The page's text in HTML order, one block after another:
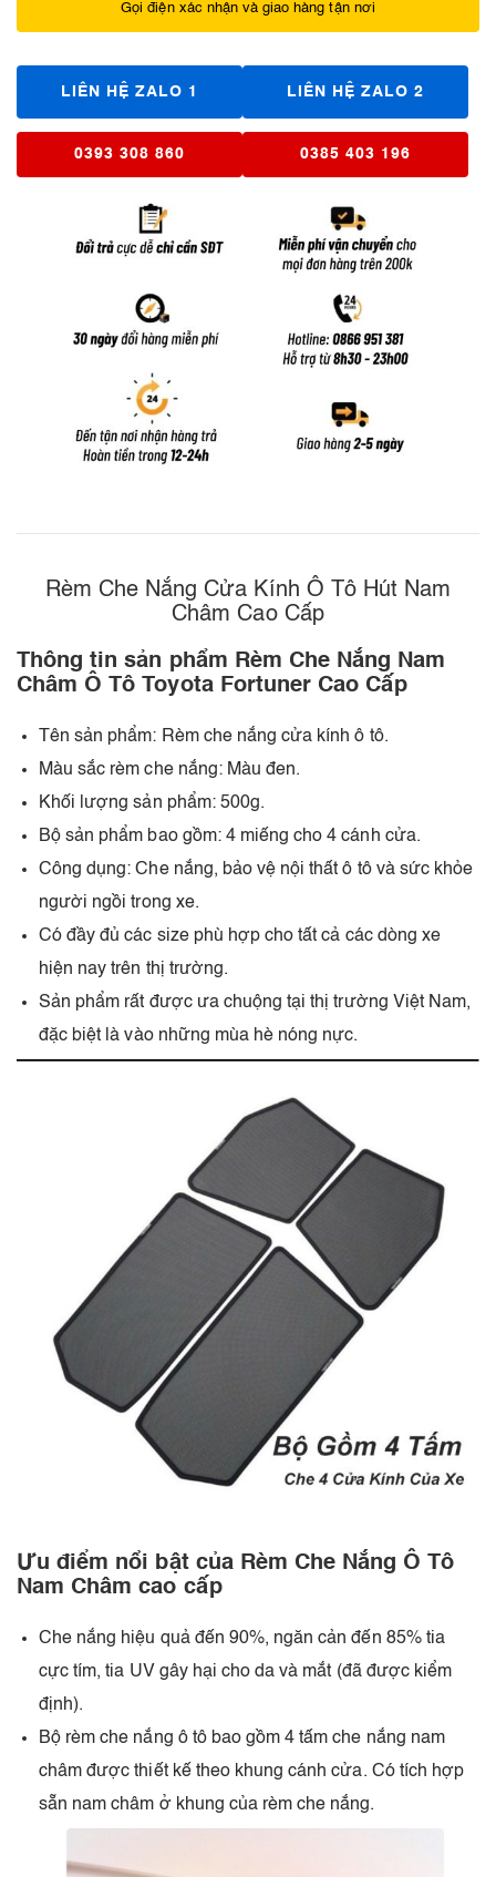
Gọi điện xác nhận và giao hàng tận nơi
LIÊN HỆ ZALO 1 LIÊN HỆ ZALO 2
0393 308 860 0385 403 196
Rèm Che Nắng Cửa Kính Ô Tô Hút Nam
Châm Cao Cấp
Thông tin sản phẩm Rèm Che Nắng Nam
Châm Ô Tô Toyota Fortuner Cao Cấp
Tên sản phẩm: Rèm che nắng cửa kính ô tô.
Màu sắc rèm che nắng: Màu đen.
Khối lượng sản phẩm: 500g.
Bộ sản phẩm bao gồm: 4 miếng cho 4 cánh cửa.
Công dụng: Che nắng, bảo vệ nội thất ô tô và sức khỏe
người ngồi trong xe.
Có đầy đủ các size phù hợp cho tất cả các dòng xe
hiện nay trên thị trường.
Sản phẩm rất được ưa chuộng tại thị trường Việt Nam,
đặc biệt là vào những mùa hè nóng nực.
Ưu điểm nổi bật của Rèm Che Nắng Ô Tô
Nam Châm cao cấp
Che nắng hiệu quả đến 90%, ngăn cản đến 85% tia
cực tím, tia UV gây hại cho da và mắt (đã được kiểm
định).
Bộ rèm che nắng ô tô bao gồm 4 tấm che nắng nam
châm được thiết kế theo khung cánh cửa. Có tích hợp
sẵn nam châm ở khung của rèm che nắng.